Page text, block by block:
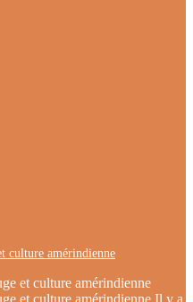
culture amérindienne
et culture amérindienne